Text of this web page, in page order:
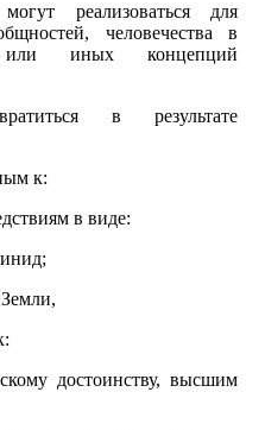
реализоваться для
человечества в
иных концепций
в результате
к:
в виде:
достоинству, высшим